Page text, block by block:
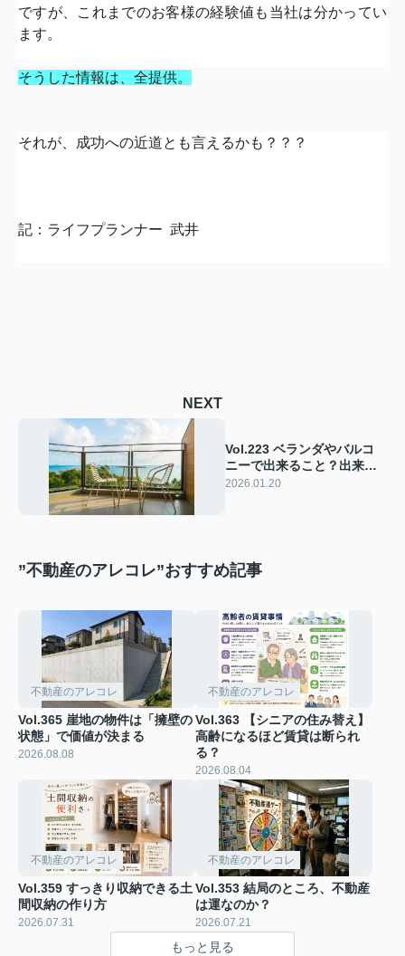
ですが、これまでのお客様の経験値も当社は分かってい
ます。
そうした情報は、全提供。
それが、成功への近道とも言えるかも？？？
記：ライフプランナー 武井
NEXT
Vol.223 ベランダやバルコ
ニーで出来ること？出来な
いこと？
2026.01.20
”不動産のアレコレ”おすすめ記事
不動産のアレコレ
Vol.365 崖地の物件は「擁壁の
状態」で価値が決まる
2026.08.08
不動産のアレコレ
Vol.363 【シニアの住み替え】
高齢になるほど賃貸は断られ
る？
2026.08.04
不動産のアレコレ
Vol.359 すっきり収納できる土
間収納の作り方
2026.07.31
不動産のアレコレ
Vol.353 結局のところ、不動産
は運なのか？
2026.07.21
もっと見る